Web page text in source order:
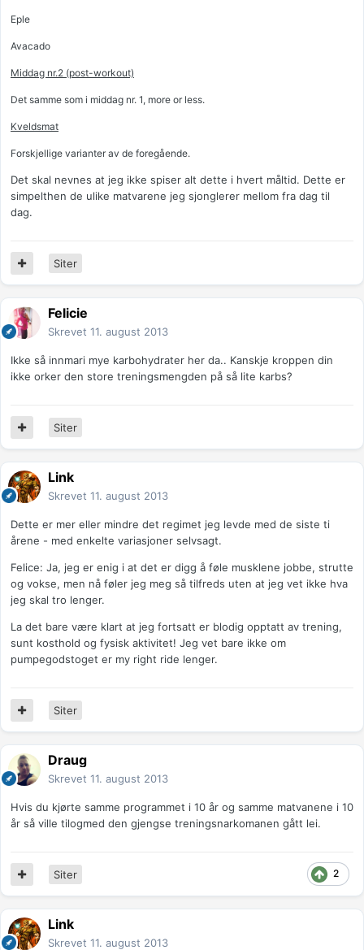
Eple
Avacado
Middag nr.2 (post-workout)
Det samme som i middag nr. 1, more or less.
Kveldsmat
Forskjellige varianter av de foregående.
Det skal nevnes at jeg ikke spiser alt dette i hvert måltid. Dette er
simpelthen de ulike matvarene jeg sjonglerer mellom fra dag til
dag.
Siter
Felicie
Skrevet 11. august 2013
Ikke så innmari mye karbohydrater her da.. Kanskje kroppen din
ikke orker den store treningsmengden på så lite karbs?
Siter
Link
Skrevet 11. august 2013
Dette er mer eller mindre det regimet jeg levde med de siste ti
årene - med enkelte variasjoner selvsagt.
Felice: Ja, jeg er enig i at det er digg å føle musklene jobbe, strutte
og vokse, men nå føler jeg meg så tilfreds uten at jeg vet ikke hva
jeg skal tro lenger.
La det bare være klart at jeg fortsatt er blodig opptatt av trening,
sunt kosthold og fysisk aktivitet! Jeg vet bare ikke om
pumpegodstoget er my right ride lenger.
Siter
Draug
Skrevet 11. august 2013
Hvis du kjørte samme programmet i 10 år og samme matvanene i 10
år så ville tilogmed den gjengse treningsnarkomanen gått lei.
2
Siter
Link
Skrevet 11. august 2013